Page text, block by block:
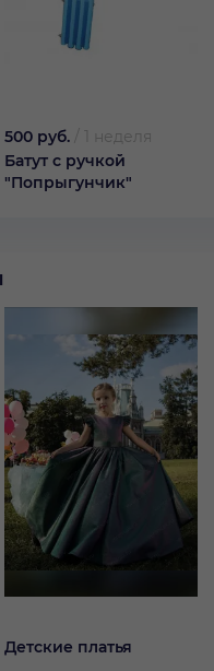
500 руб.
1 неделя
Батут с ручкой
"Попрыгунчик"
Детские платья